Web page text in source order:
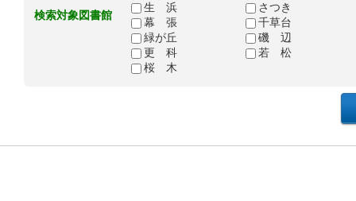
検索対象図書館
生 浜
さつき
幕 張
千草台
緑が丘
磯 辺
更 科
若 松
桜 木